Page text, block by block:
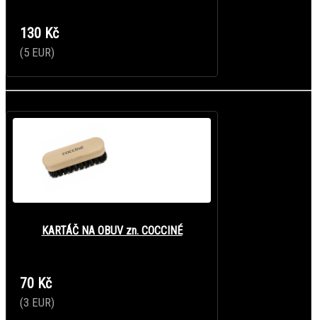
130 Kč
(5 EUR)
KARTÁČ NA OBUV zn. COCCINÉ
70 Kč
(3 EUR)